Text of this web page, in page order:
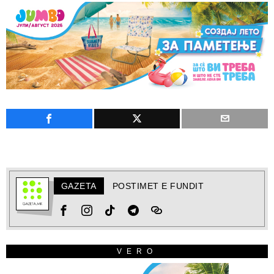
GAZETA POSTIMET E FUNDIT
VERO